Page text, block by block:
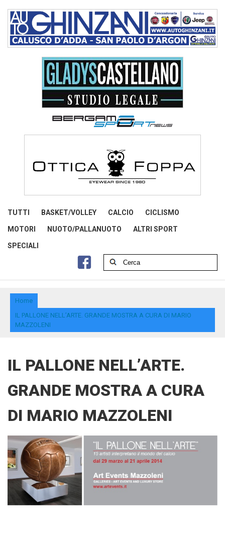
TUTTI BASKET/VOLLEY CALCIO CICLISMO
MOTORI NUOTO/PALLANUOTO ALTRI SPORT
SPECIALI
Home
IL PALLONE NELL’ARTE. GRANDE MOSTRA A CURA DI MARIO
MAZZOLENI
IL PALLONE NELL’ARTE.
GRANDE MOSTRA A CURA
DI MARIO MAZZOLENI